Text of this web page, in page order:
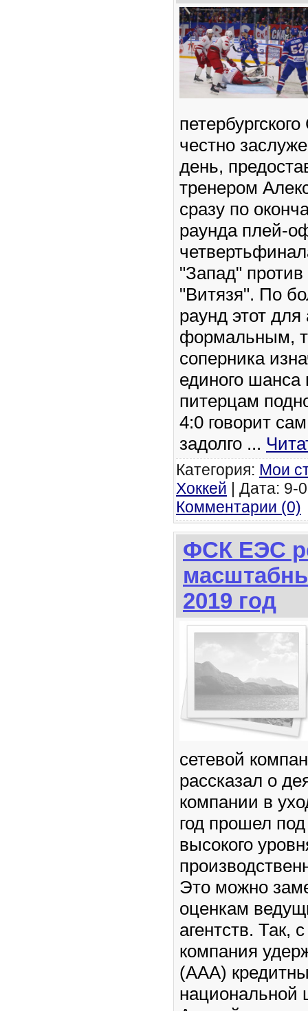
честно
день,
тренером
сразу по
раунда плей-
"Запад" против
"Витязя". По
раунд этот
формальным,
соперника
единого шанса
питерцам
4:0 говорит
задолго ...
Категория: Мои
Хоккей | Дата: 9-
Комментарии (0)
ФСК ЕЭС
2019 год
сетевой
рассказал о
компании в
год прошел
высокого
Это можно
оценкам
агентств. Так,
компания
(ААА)
национальной